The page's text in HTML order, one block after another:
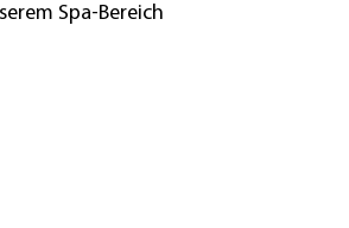
Spa-Bereich